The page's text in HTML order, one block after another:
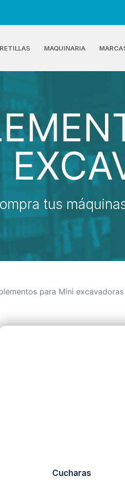
MAQUINARIA
tus
para Mini excavadoras
Cucharas